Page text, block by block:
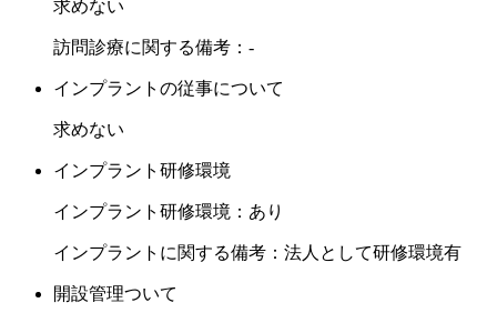
また当法人は紹介実績のある医院となり安心して就業頂けま
良いです。
ご応募をお待ちしております。
求めない
訪問診療に関する備考：-
インプラントの従事について
求めない
インプラント研修環境
インプラント研修環境：あり
インプラントに関する備考：法人として研修環境有
開設管理ついて